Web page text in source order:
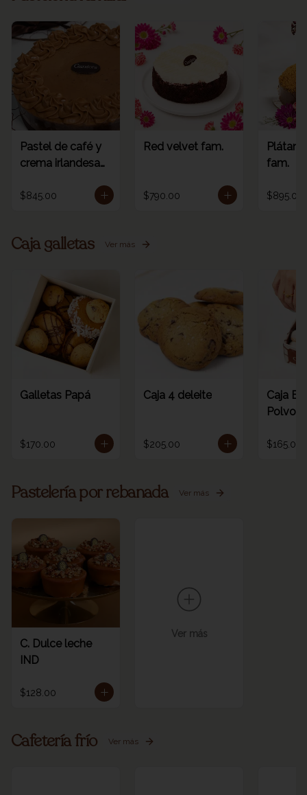
Pastel de café y
crema irlandesa
$845.00
Red velvet fam.
$790.00
fam.
$895.00
Caja galletas Ver más
Galletas Papá
$170.00
Caja 4 deleite
$205.00
Caja
$165.00
Pastelería por rebanada Ver más
C. Dulce leche
IND
$128.00
Ver más
Cafetería frío Ver más